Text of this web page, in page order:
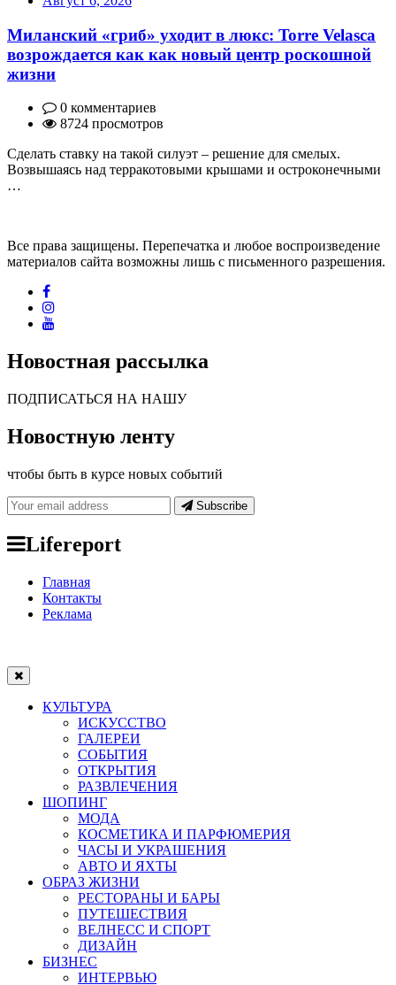
Миланский «гриб» уходит в люкс: Torre Velasca
возрождается как как новый центр роскошной
жизни
0 комментариев
8724 просмотров
Сделать ставку на такой силуэт – решение для смелых.
Возвышаясь над терракотовыми крышами и остроконечными
…
Все права защищены. Перепечатка и любое воспроизведение
материалов сайта возможны лишь с письменного разрешения.
Новостная рассылка
ПОДПИСАТЬСЯ НА НАШУ
Новостную ленту
чтобы быть в курсе новых событий
Subscribe
Lifereport
Главная
Контакты
Реклама
КУЛЬТУРА
ИСКУССТВО
ГАЛЕРЕИ
СОБЫТИЯ
ОТКРЫТИЯ
РАЗВЛЕЧЕНИЯ
ШОПИНГ
МОДА
КОСМЕТИКА И ПАРФЮМЕРИЯ
ЧАСЫ И УКРАШЕНИЯ
АВТО И ЯХТЫ
ОБРАЗ ЖИЗНИ
РЕСТОРАНЫ И БАРЫ
ПУТЕШЕСТВИЯ
ВЕЛНЕСС И СПОРТ
ДИЗАЙН
БИЗНЕС
ИНТЕРВЬЮ